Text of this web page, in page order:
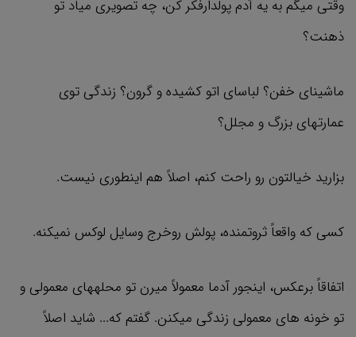
وقتی میگم به یه آدم پولدارفکر کن، چه تصویری میاد تو
ذهنت؟
ماشینای خفن؟ لباسای اتو کشیده و گرون؟ زندگی توی
عمارتهای بزرگ و مجلل؟
بزارید خیالتون رو راحت کنم، اصلاً هم اینطوری نیست.
کسی که واقعاً ثروتمنده، پولش روخرج وسایل لوکس نمیکنه.
اتفاقاً برعکس، اینجور آدما معمولاً میرن تو محلههای معمولی و
تو خونه های معمولی زندگی میکنن. گفتم که... شاید اصلاً